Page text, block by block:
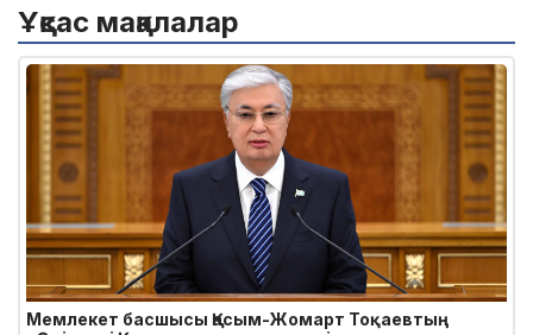
Ұқсас мақалалар
Мемлекет басшысы Қасым-Жомарт Тоқаевтың